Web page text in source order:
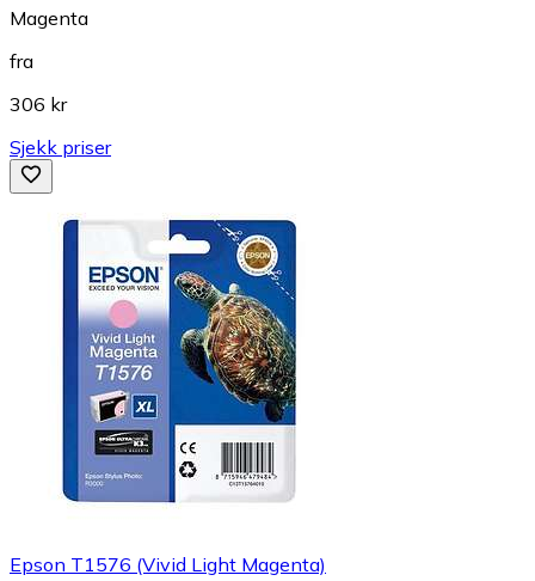
Magenta
fra
306 kr
Sjekk priser
Epson T1576 (Vivid Light Magenta)